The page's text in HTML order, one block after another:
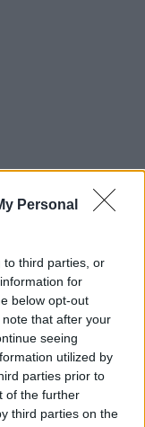
Personal
to third parties, or
for
below opt-out
that after your
seeing
utilized by
parties prior to
of the further
third parties on the